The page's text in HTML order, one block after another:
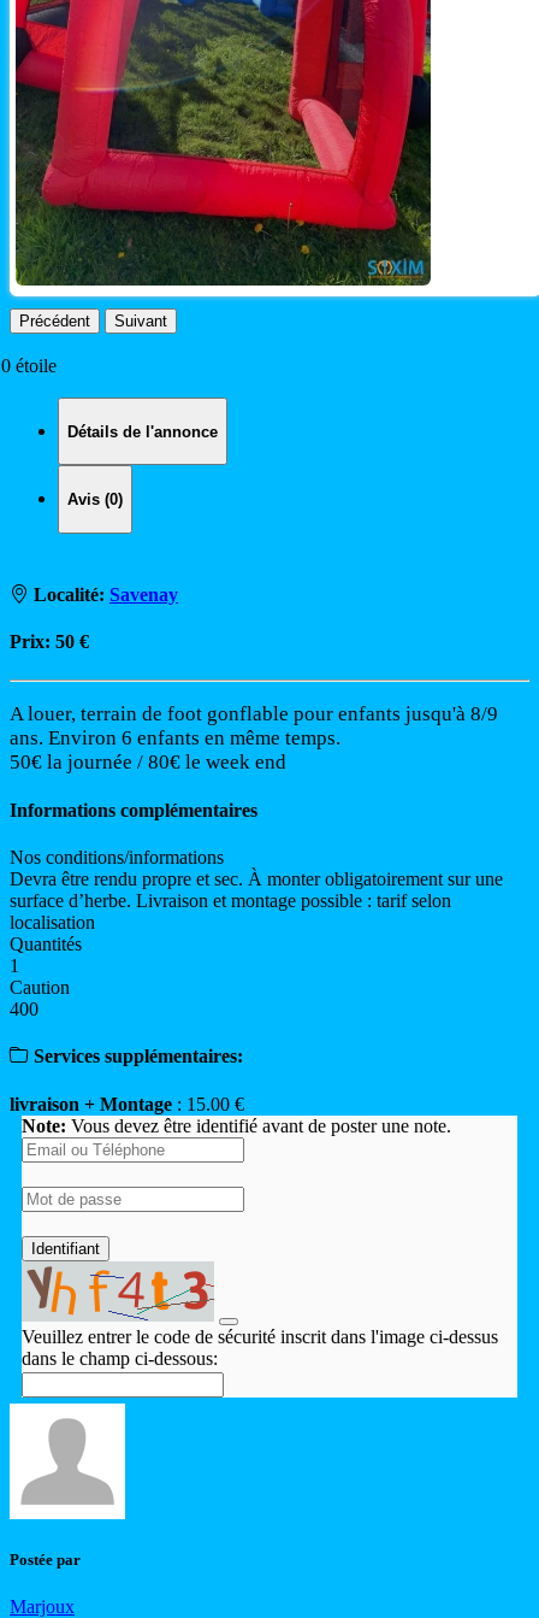
Précédent Suivant
étoile
Détails de l'annonce
Avis (0)
Localité: Savenay
Prix: 50 €
A louer, terrain de foot gonflable pour enfants jusqu'à 8/9
ans. Environ 6 enfants en même temps.
50€ la journée / 80€ le week end
Informations complémentaires
Nos conditions/informations
Devra être rendu propre et sec. À monter obligatoirement sur une
surface d’herbe. Livraison et montage possible : tarif selon
localisation
Quantités
1
Caution
400
Services supplémentaires:
livraison + Montage : 15.00 €
Note: Vous devez être identifié avant de poster une note.
Identifiant
Veuillez entrer le code de sécurité inscrit dans l'image ci-dessus
dans le champ ci-dessous:
Postée par
Marjoux